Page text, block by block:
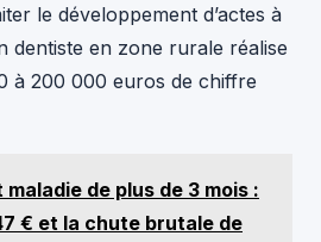
le développement d’actes à
dentiste en zone rurale réalise
à 200 000 euros de chiffre
de plus de 3 mois :
€ et la chute brutale de